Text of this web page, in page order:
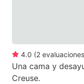
4.0 (2 evaluaciones
Una cama y
Creuse.